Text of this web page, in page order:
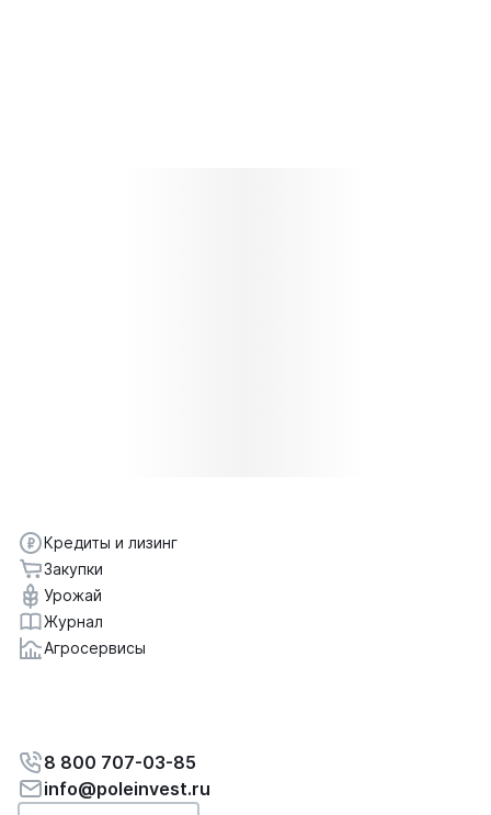
Кредиты и лизинг
Закупки
Урожай
Журнал
Агросервисы
8 800 707-03-85
info@poleinvest.ru